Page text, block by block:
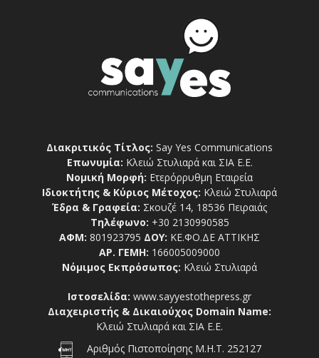
Διακριτικός Τίτλος: Say Yes Communications
Επωνυμία: Κλειώ Στυλιαρά και ΣΙΑ Ε.Ε.
Νομική Μορφή: Ετερόρρυθμη Εταιρεία
Ιδιοκτήτης & Κύριος Μέτοχος: Κλειώ Στυλιαρά
Έδρα & Γραφεία: Σκουζέ 14, 18536 Πειραιάς
Τηλέφωνο: +30 2130990585
ΑΦΜ: 801923795 ΔΟΥ: ΚΕ.ΦΟ.ΔΕ ΑΤΤΙΚΗΣ
ΑΡ. ΓΕΜΗ: 166005009000
Νόμιμος Εκπρόσωπος: Κλειώ Στυλιαρά
Ιστοσελίδα: www.sayyestothepress.gr
Διαχειριστής & Δικαιούχος Domain Name:
Κλειώ Στυλιαρά και ΣΙΑ Ε.Ε.
Αριθμός Πιστοποίησης Μ.Η.Τ. 252127